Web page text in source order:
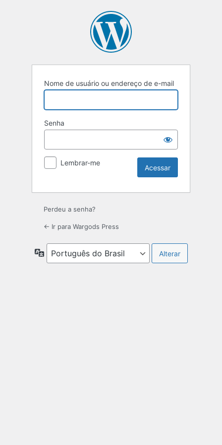
Nome de usuário ou endereço de e-mail
Senha
Lembrar-me
Perdeu a senha?
← Ir para Wargods Press
Idioma